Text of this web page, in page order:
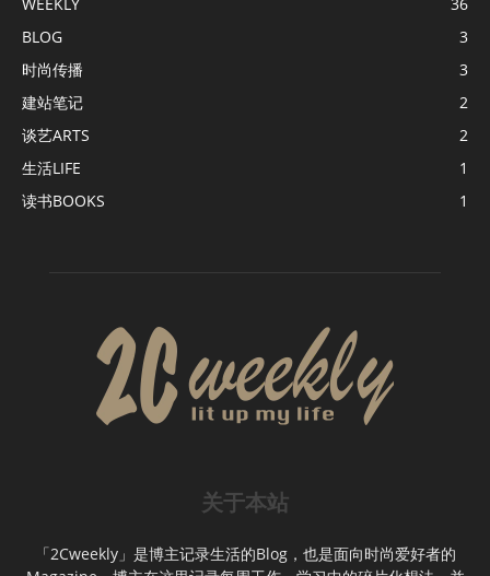
BLOG
3
时尚传播
3
建站笔记
2
谈艺ARTS
2
⁣⁣⁣⁣生活LIFE
1
读书BOOKS
1
关于本站
「2Cweekly」是博主记录生活的Blog，也是面向时尚爱好者的